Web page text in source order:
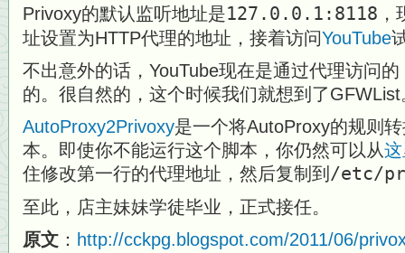
Privoxy的默认监听地址是127.0.0.1:8118
址设置为HTTP代理的地址，接着访问YouTube
不出意外的话，YouTube现在是通过代理访问
的。很自然的，这个时候我们就想到了GFWList
AutoProxy2Privoxy是一个将AutoProxy的规则
本。即使你不能运行这个脚本，你仍然可以从
住修改第一行的代理地址，然后复制到 /etc/
至此，店主妹妹学徒毕业，正式接任。
原文 ： http://cckpg.blogspot.com/2011/06/